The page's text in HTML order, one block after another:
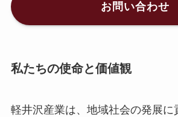
お問い合わせ
私たちの使命と価値観
軽井沢産業は、地域社会の発展に